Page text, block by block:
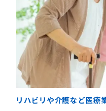
リハビリや介護など医療